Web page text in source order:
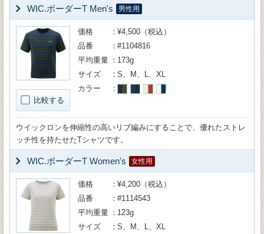
WIC.ボーダーT Men's 男性用
比較する
価格
¥4,500（税込）
品番
#1104816
平均重量
173g
サイズ
S、M、L、XL
カラー
ウイックロンを伸縮性の高いリブ編みにすることで、優れたストレ
ッチ性を持たせたTシャツです。
WIC.ボーダーT Women's 女性用
価格
¥4,200（税込）
品番
#1114543
平均重量
123g
サイズ
S、M、L、XL